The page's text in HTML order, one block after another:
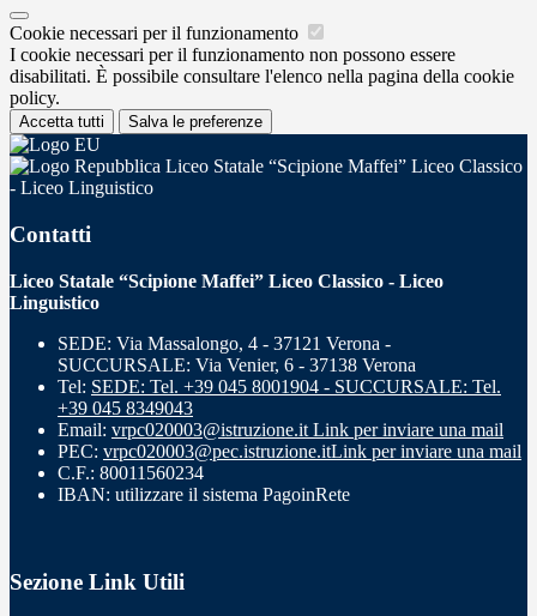
Cookie necessari per il funzionamento
I cookie necessari per il funzionamento non possono essere
disabilitati. È possibile consultare l'elenco nella pagina della cookie
policy.
Accetta tutti Salva le preferenze
Liceo Statale “Scipione Maffei” Liceo Classico
- Liceo Linguistico
Contatti
Liceo Statale “Scipione Maffei” Liceo Classico - Liceo
Linguistico
SEDE: Via Massalongo, 4 - 37121 Verona -
SUCCURSALE: Via Venier, 6 - 37138 Verona
Tel: SEDE: Tel. +39 045 8001904 - SUCCURSALE: Tel.
+39 045 8349043
Email: vrpc020003@istruzione.it Link per inviare una mail
PEC: vrpc020003@pec.istruzione.itLink per inviare una mail
C.F.: 80011560234
IBAN: utilizzare il sistema PagoinRete
Sezione Link Utili